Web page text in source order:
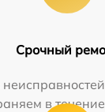
Срочный
в